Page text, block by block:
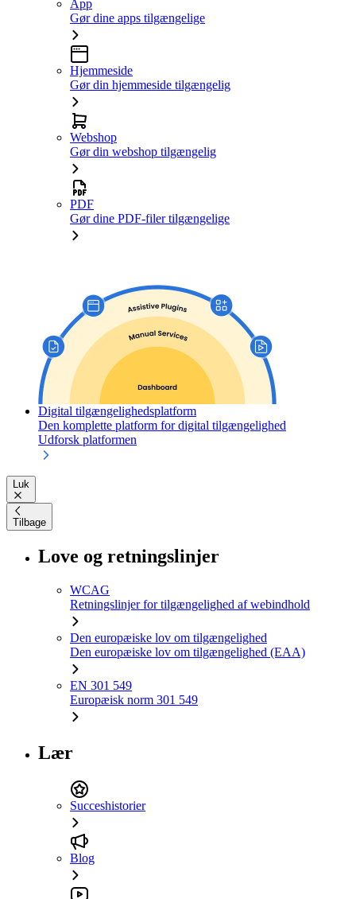
App
Gør dine apps tilgængelige
Hjemmeside
Gør din hjemmeside tilgængelig
Webshop
Gør din webshop tilgængelig
PDF
Gør dine PDF-filer tilgængelige
Digital tilgængelighedsplatform
Den komplette platform for digital tilgængelighed
Udforsk platformen
Luk
Tilbage
Love og retningslinjer
WCAG
Retningslinjer for tilgængelighed af webindhold
Den europæiske lov om tilgængelighed
Den europæiske lov om tilgængelighed (EAA)
EN 301 549
Europæisk norm 301 549
Lær
Succeshistorier
Blog